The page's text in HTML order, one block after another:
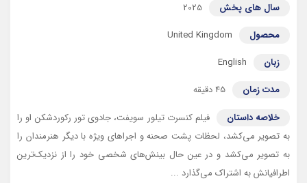
سال های پخش
2025
محصول
United Kingdom
زبان
English
مدت زمان
45 دقیقه
خلاصه داستان
فیلم کنسرت تیلور سویفت، جادوی تور رکوردشکن او را
به تصویر می‌کشد، لحظات پشت صحنه و اجراهای ویژه با دیگر هنرمندان را
به تصویر می‌کشد و در عین حال بینش‌های شخصی خود را از نزدیک‌ترین
اطرافیانش به اشتراک می‌گذارد ...